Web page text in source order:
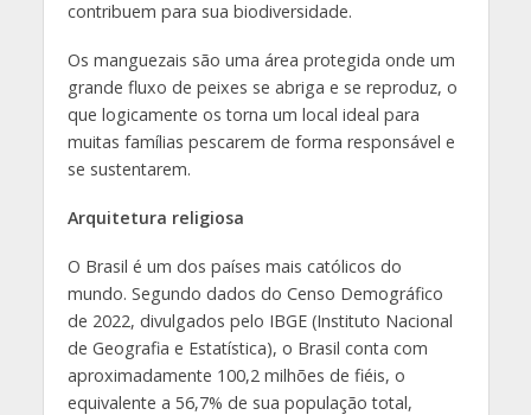
contribuem para sua biodiversidade.
Os manguezais são uma área protegida onde um
grande fluxo de peixes se abriga e se reproduz, o
que logicamente os torna um local ideal para
muitas famílias pescarem de forma responsável e
se sustentarem.
Arquitetura religiosa
O Brasil é um dos países mais católicos do
mundo. Segundo dados do Censo Demográfico
de 2022, divulgados pelo IBGE (Instituto Nacional
de Geografia e Estatística), o Brasil conta com
aproximadamente 100,2 milhões de fiéis, o
equivalente a 56,7% de sua população total,